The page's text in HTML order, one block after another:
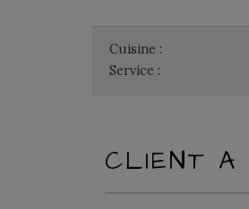
Cuisine :
Service :
CLIENT A